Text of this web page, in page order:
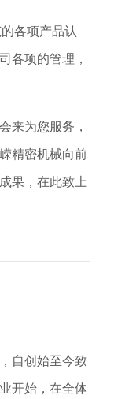
各项产品认
各项的管理，
来为您服务，
精密机械向前
果，在此致上
自创始至今致
开始，在全体